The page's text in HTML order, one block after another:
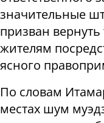
значительные
призван
жителям
ясного
По словам
местах шум